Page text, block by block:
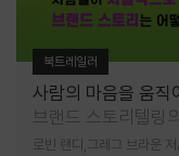
북트레일러
사람의 마음을 움직
브랜드 스토리텔링